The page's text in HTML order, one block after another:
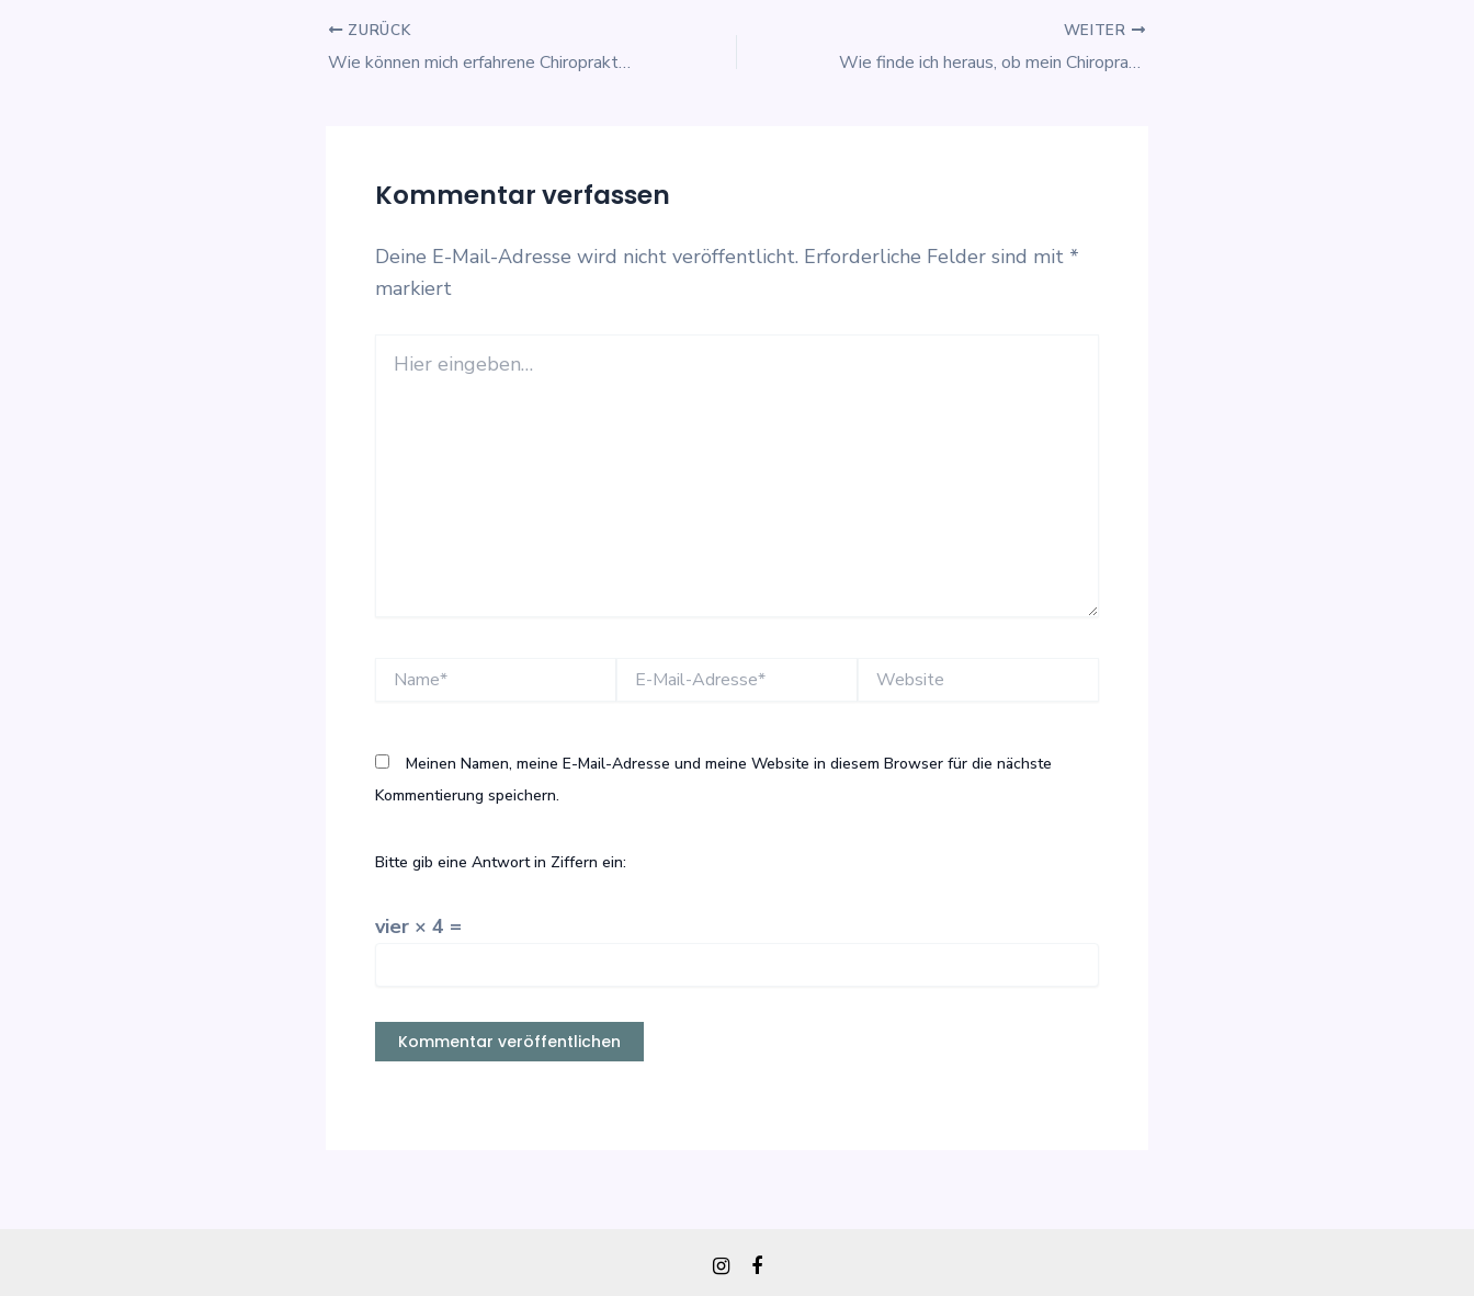
ZURÜCK
Wie können mich erfahrene Chiropraktor*innen bei chronischen Schmerzen oder Funktionsstörungen langfristig begleiten?
WEITER
Wie finde ich heraus, ob mein Chiropraktor wirklich studiert hat?
Kommentar verfassen
Deine E-Mail-Adresse wird nicht veröffentlicht. Erforderliche Felder sind mit *
markiert
eingeben…
Mail-
Meinen Namen, meine E-Mail-Adresse und meine Website in diesem Browser für die nächste
Kommentierung speichern.
Bitte gib eine Antwort in Ziffern ein:
vier × 4 =